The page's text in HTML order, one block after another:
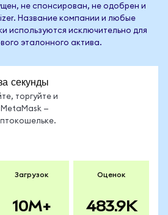
не спонсирован, не одобрен и
Название компании и любые
используются исключительно для
эталонного актива.
секунды
торгуйте и
MetaMask —
Загрузок
10M+
Оценок
483.9K